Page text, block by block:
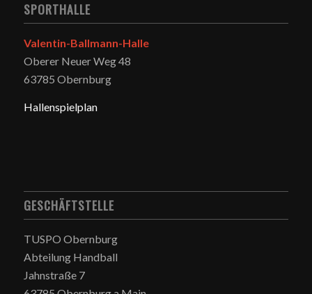
SPORTHALLE
Valentin-Ballmann-Halle
Oberer Neuer Weg 48
63785 Obernburg
Hallenspielplan
GESCHÄFTSTELLE
TUSPO Obernburg
Abteilung Handball
Jahnstraße 7